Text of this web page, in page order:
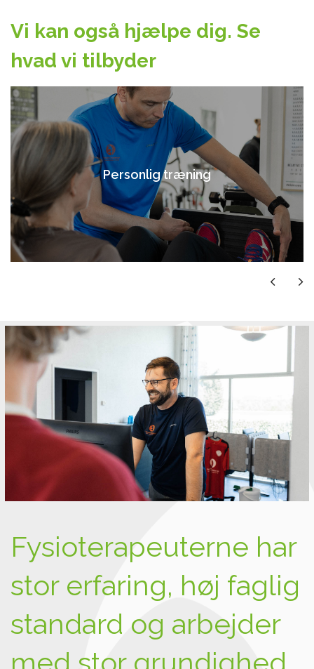
Vi kan også hjælpe dig. Se
hvad vi tilbyder
Personlig træning
Fysioterapeuterne har
stor erfaring, høj faglig
standard og arbejder